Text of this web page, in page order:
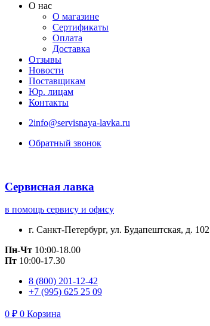
О нас
О магазине
Сертификаты
Оплата
Доставка
Отзывы
Новости
Поставщикам
Юр. лицам
Контакты
2info@servisnaya-lavka.ru
Обратный звонок
Сервисная лавка
в помощь сервису и офису
г. Санкт-Петербург, ул. Будапештская, д. 102
Пн-Чт 10:00-18.00
Пт 10:00-17.30
8 (800) 201-12-42
+7 (995) 625 25 09
0 ₽ 0 Корзина